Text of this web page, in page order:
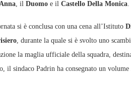
, il Duomo e il Castello Della Monica
si è conclusa con una cena all’Istituto
, durante la quale si è svolto uno
la maglia ufficiale della squadra,
il sindaco Padrin ha consegnato un